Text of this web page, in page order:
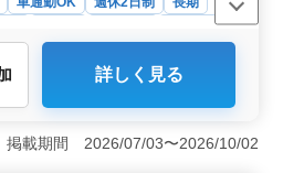
派遣社員
クライフバランスの確保＞ こ
制で、土日祝日が休みのため、
しやすい環境です。また、残
詳しく見る
掲載期間 2026/07/03〜2026/10/02